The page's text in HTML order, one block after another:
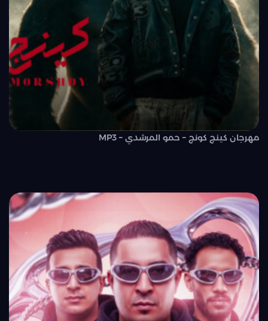
مهرجان كينج كونج – حمو المرشدي – MP3